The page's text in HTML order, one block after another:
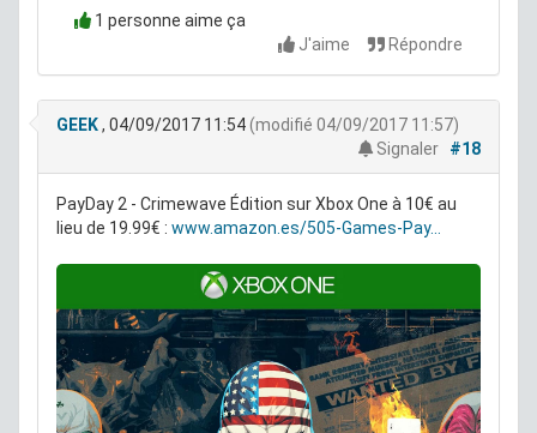
1 personne aime ça
J'aime
Répondre
GEEK, 04/09/2017 11:54(modifié 04/09/2017 11:57)
Signaler
#18
PayDay 2 - Crimewave Édition sur Xbox One à 10€ au
lieu de 19.99€ : www.amazon.es/505-Games-Pay...